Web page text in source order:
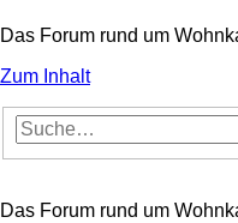
Das Forum rund um
Zum Inhalt
Das Forum rund um